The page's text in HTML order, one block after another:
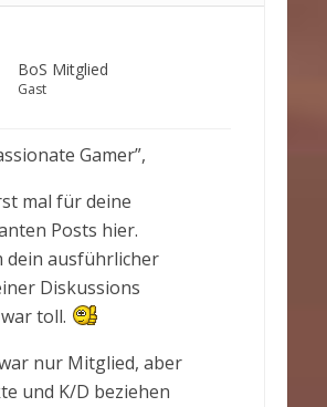
BoS Mitglied
Gast
Gamer”,
mal für deine
Posts hier.
dein ausführlicher
Diskussions
toll.
nur Mitglied, aber
und K/D beziehen